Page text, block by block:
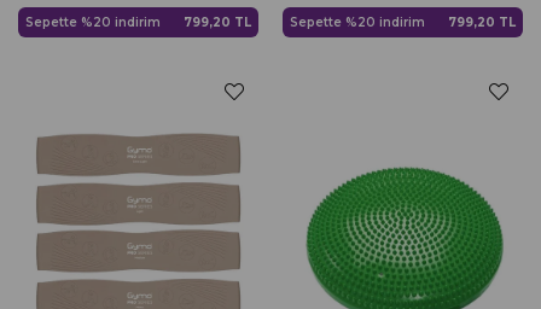
Sepette %20 indirim 799,20 TL Sepette %20 indirim 799,20 TL